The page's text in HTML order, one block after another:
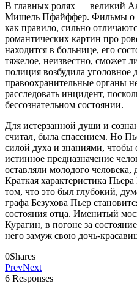
В главных ролях — великий
Мишель Пфайффер. Фильмы о
как правило, сильно
романтических картин про
находится в больнице, его
тяжелое, неизвестно, сможет
полиция возбудила уголовное
правоохранительные органы
расследовать инцидент,
бессознательном состоянии.
Для истерзанной души и
считал, была спасением. Но
силой духа и знаниями, чтобы
истинное предназначение
оставляли молодого
Краткая характеристика
том, что это был глубокий,
графа Безухова Пьер
состояния отца. Именитый
Курагин, в погоне за
него замуж свою дочь-
0Shares
PrevNext
6 Responses